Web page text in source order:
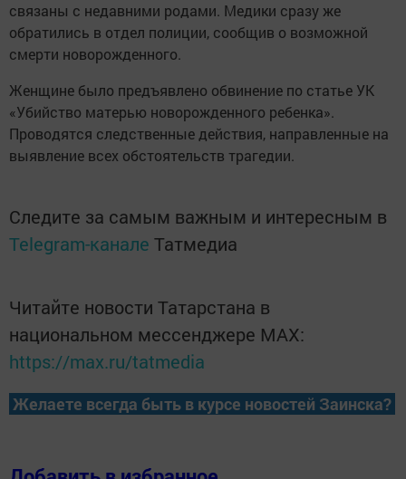
связаны с недавними родами. Медики сразу же
обратились в отдел полиции, сообщив о возможной
смерти новорожденного.
Женщине было предъявлено обвинение по статье УК
«Убийство матерью новорожденного ребенка».
Проводятся следственные действия, направленные на
выявление всех обстоятельств трагедии.
Следите за самым важным и интересным в
Telegram-канале Татмедиа
Читайте новости Татарстана в
национальном мессенджере MАХ:
https://max.ru/tatmedia
Желаете всегда быть в курсе новостей Заинска?